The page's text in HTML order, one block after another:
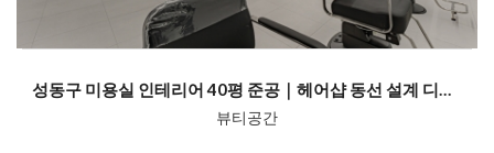
성동구 미용실 인테리어 40평 준공｜헤어샵 동선 설계 디자인 미다스인테리...
뷰티공간